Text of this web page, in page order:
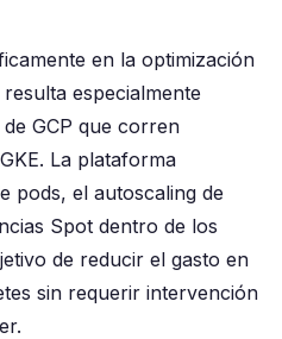
en la optimización
especialmente
GCP que corren
La plataforma
pods, el autoscaling de
Spot dentro de los
de reducir el gasto en
sin requerir intervención